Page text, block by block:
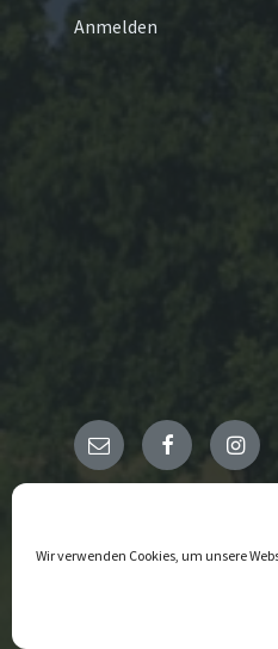
Wir verwenden Cookies, um unsere
Anmelden
E- Facebook